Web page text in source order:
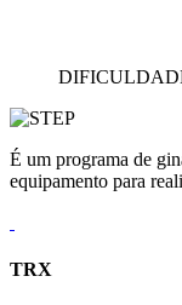
É um programa de
equipamento para
TRX